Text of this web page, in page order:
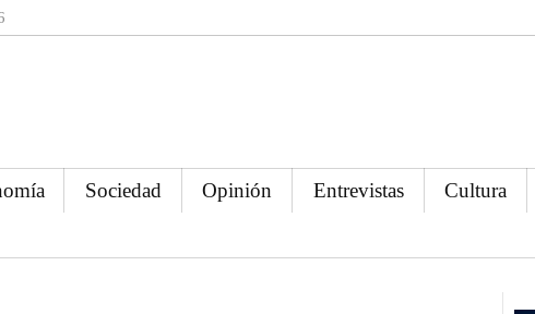
Sociedad Opinión Entrevistas Cultura